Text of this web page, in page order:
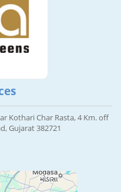
Kothari Char Rasta, 4 Km. off
Gujarat 382721